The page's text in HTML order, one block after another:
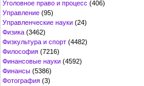
Уголовное право и процесс (406)
Управление (95)
Управленческие науки (24)
Физика (3462)
Физкультура и спорт (4482)
Философия (7216)
Финансовые науки (4592)
Финансы (5386)
Фотография (3)